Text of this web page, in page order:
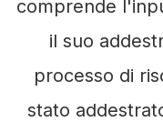
comprende
il suo
processo di
stato